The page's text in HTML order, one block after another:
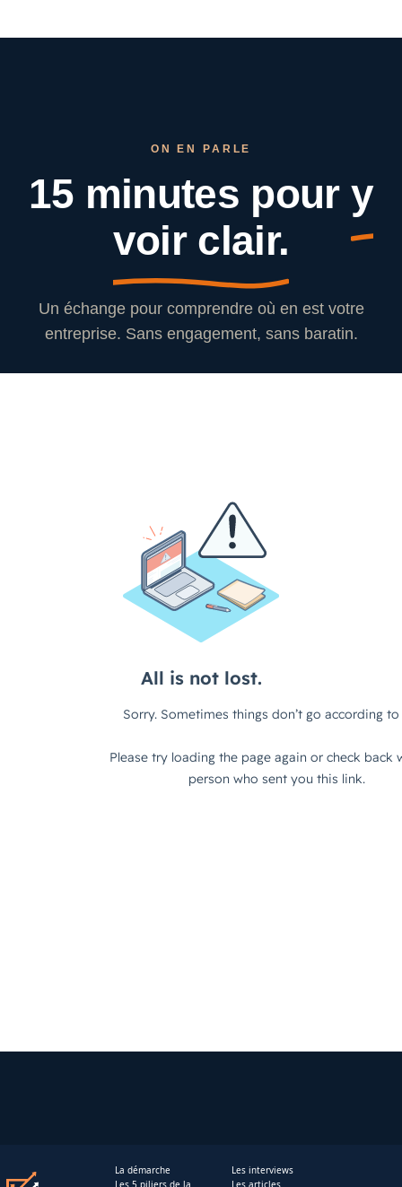
ON EN PARLE
15 minutes pour y
voir clair.
Un échange pour comprendre où en est votre
entreprise. Sans engagement, sans baratin.
La démarche
Les interviews